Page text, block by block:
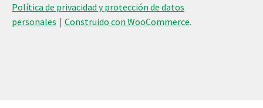
Política de privacidad y protección de datos
personales
Construido con WooCommerce.